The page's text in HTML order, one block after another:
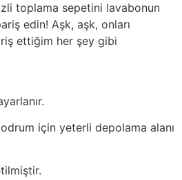
toplama sepetini lavabonun
edin! Aşk, aşk, onları
ettiğim her şey gibi
için yeterli depolama alanı